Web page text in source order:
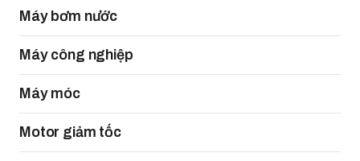
Máy bơm nước
Máy công nghiệp
Máy móc
Motor giảm tốc